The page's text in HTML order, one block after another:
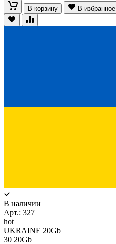
В корзину В избранное
В наличии
Арт.: 327
hot
UKRAINE 20Gb
30 20Gb